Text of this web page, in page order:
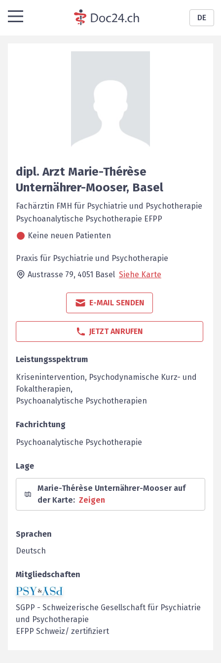
DE
dipl. Arzt Marie-Thérèse
Unternährer-Mooser, Basel
Fachärztin FMH für Psychiatrie und Psychotherapie
Psychoanalytische Psychotherapie EFPP
Keine neuen Patienten
Praxis für Psychiatrie und Psychotherapie
Austrasse 79, 4051 Basel Siehe Karte
E-MAIL SENDEN
JETZT ANRUFEN
Leistungsspektrum
Krisenintervention, Psychodynamische Kurz- und
Fokaltherapien,
Psychoanalytische Psychotherapien
Fachrichtung
Psychoanalytische Psychotherapie
Lage
Marie-Thérèse Unternährer-Mooser auf
der Karte: Zeigen
Sprachen
Deutsch
Mitgliedschaften
SGPP - Schweizerische Gesellschaft für Psychiatrie
und Psychotherapie
EFPP Schweiz/ zertifiziert